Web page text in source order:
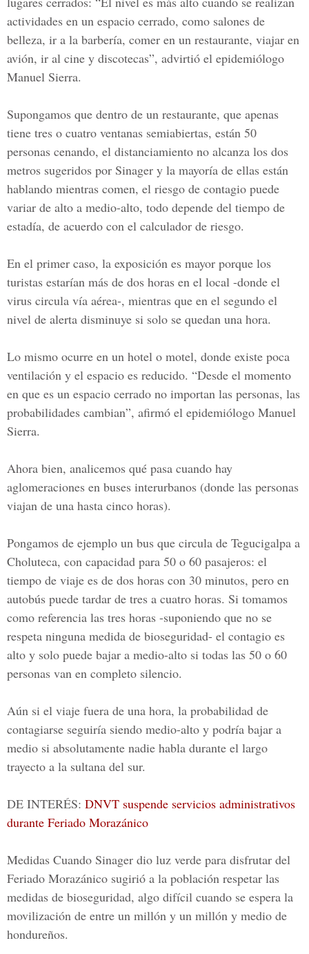
actividades en un espacio cerrado, como salones de
belleza, ir a la barbería, comer en un restaurante, viajar en
avión, ir al cine y discotecas”, advirtió el epidemiólogo
Manuel Sierra.
Supongamos que dentro de un restaurante, que apenas
tiene tres o cuatro ventanas semiabiertas, están 50
personas cenando, el distanciamiento no alcanza los dos
metros sugeridos por Sinager y la mayoría de ellas están
hablando mientras comen, el riesgo de contagio puede
variar de alto a medio-alto, todo depende del tiempo de
estadía, de acuerdo con el calculador de riesgo.
En el primer caso, la exposición es mayor porque los
turistas estarían más de dos horas en el local -donde el
virus circula vía aérea-, mientras que en el segundo el
nivel de alerta disminuye si solo se quedan una hora.
Lo mismo ocurre en un hotel o motel, donde existe poca
ventilación y el espacio es reducido. “Desde el momento
en que es un espacio cerrado no importan las personas, las
probabilidades cambian”, afirmó el epidemiólogo Manuel
Sierra.
Ahora bien, analicemos qué pasa cuando hay
aglomeraciones en buses interurbanos (donde las personas
viajan de una hasta cinco horas).
Pongamos de ejemplo un bus que circula de Tegucigalpa a
Choluteca, con capacidad para 50 o 60 pasajeros: el
tiempo de viaje es de dos horas con 30 minutos, pero en
autobús puede tardar de tres a cuatro horas. Si tomamos
como referencia las tres horas -suponiendo que no se
respeta ninguna medida de bioseguridad- el contagio es
alto y solo puede bajar a medio-alto si todas las 50 o 60
personas van en completo silencio.
Aún si el viaje fuera de una hora, la probabilidad de
contagiarse seguiría siendo medio-alto y podría bajar a
medio si absolutamente nadie habla durante el largo
trayecto a la sultana del sur.
DE INTERÉS: DNVT suspende servicios administrativos
durante Feriado Morazánico
Medidas Cuando Sinager dio luz verde para disfrutar del
Feriado Morazánico sugirió a la población respetar las
medidas de bioseguridad, algo difícil cuando se espera la
movilización de entre un millón y un millón y medio de
hondureños.